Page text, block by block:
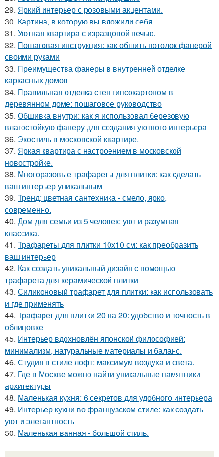
29. Яркий интерьер с розовыми акцентами.
30. Картина, в которую вы вложили себя.
31. Уютная квартира с изразцовой печью.
32. Пошаговая инструкция: как обшить потолок фанерой
своими руками
33. Преимущества фанеры в внутренней отделке
каркасных домов
34. Правильная отделка стен гипсокартоном в
деревянном доме: пошаговое руководство
35. Обшивка внутри: как я использовал березовую
влагостойкую фанеру для создания уютного интерьера
36. Экостиль в московской квартире.
37. Яркая квартира с настроением в московской
новостройке.
38. Многоразовые трафареты для плитки: как сделать
ваш интерьер уникальным
39. Тренд: цветная сантехника - смело, ярко,
современно.
40. Дом для семьи из 5 человек: уют и разумная
классика.
41. Трафареты для плитки 10х10 см: как преобразить
ваш интерьер
42. Как создать уникальный дизайн с помощью
трафарета для керамической плитки
43. Силиконовый трафарет для плитки: как использовать
и где применять
44. Трафарет для плитки 20 на 20: удобство и точность в
облицовке
45. Интерьер вдохновлён японской философией:
минимализм, натуральные материалы и баланс.
46. Студия в стиле лофт: максимум воздуха и света.
47. Где в Москве можно найти уникальные памятники
архитектуры
48. Маленькая кухня: 6 секретов для удобного интерьера
49. Интерьер кухни во французском стиле: как создать
уют и элегантность
50. Маленькая ванная - большой стиль.